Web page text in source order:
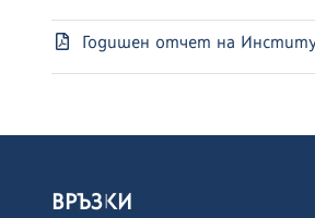
Годишен отчет на
ВРЪЗКИ